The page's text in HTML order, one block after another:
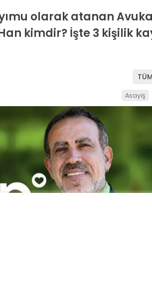
olarak atanan
kimdir? İşte 3 kişilik
Asayiş